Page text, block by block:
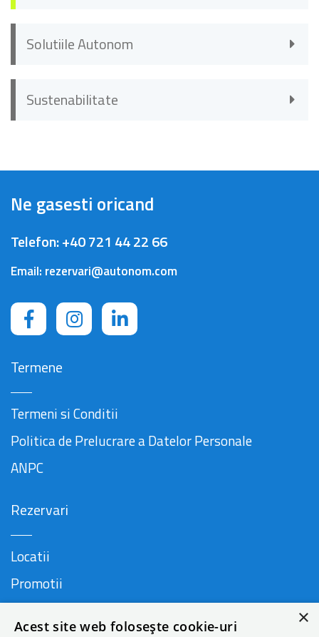
Solutiile Autonom
Sustenabilitate
Ne gasesti oricand
Telefon:+40 721 44 22 66
Email: rezervari@autonom.com
Termene
Termeni si Conditii
Politica de Prelucrare a Datelor Personale
ANPC
Rezervari
Locatii
Promotii
FAQ
×
Acest site web folosește cookie-uri